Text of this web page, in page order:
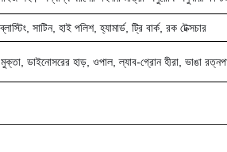
সাটিন, হাই পলিশ, হ্যামার্ড, ট্রি বার্ক, রক টেক্সচার
ডাইনোসরের হাড়, ওপাল, ল্যাব-গ্রোন হীরা, ভাঙা